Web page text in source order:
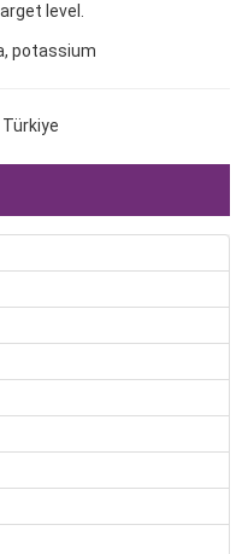
level.
potassium
Türkiye